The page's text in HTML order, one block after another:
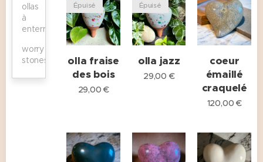
ollas
à
enterrer
worry
stones
olla fraise
des bois
Épuisé
29,00 €
olla jazz
Épuisé
29,00 €
coeur
émaillé
craquelé
120,00 €